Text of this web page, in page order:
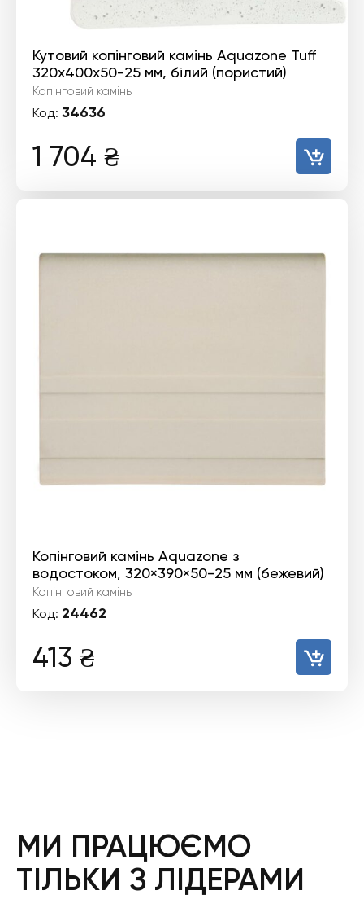
Кутовий копінговий камінь Aquazone Tuff
320x400x50-25 мм, білий (пористий)
Копінговий камінь
Код: 34636
1 704 ₴
Копінговий камінь Aquazone з
водостоком, 320×390×50-25 мм (бежевий)
Копінговий камінь
Код: 24462
413 ₴
МИ ПРАЦЮЄМО
ТІЛЬКИ З ЛІДЕРАМИ